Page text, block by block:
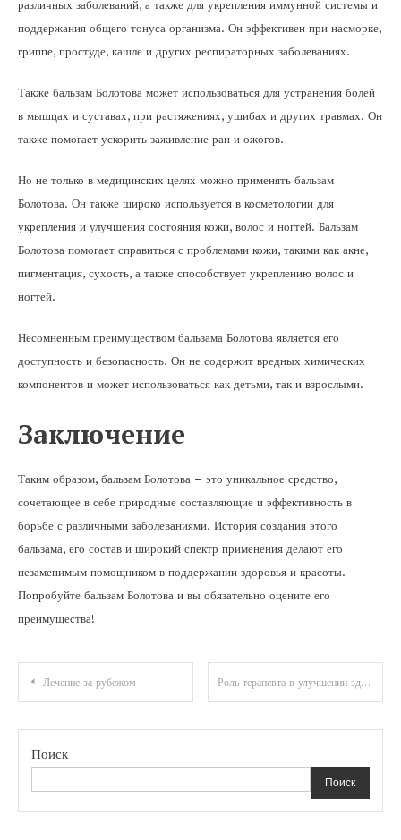
различных заболеваний, а также для укрепления иммунной системы и
поддержания общего тонуса организма. Он эффективен при насморке,
гриппе, простуде, кашле и других респираторных заболеваниях.
Также бальзам Болотова может использоваться для устранения болей
в мышцах и суставах, при растяжениях, ушибах и других травмах. Он
также помогает ускорить заживление ран и ожогов.
Но не только в медицинских целях можно применять бальзам
Болотова. Он также широко используется в косметологии для
укрепления и улучшения состояния кожи, волос и ногтей. Бальзам
Болотова помогает справиться с проблемами кожи, такими как акне,
пигментация, сухость, а также способствует укреплению волос и
ногтей.
Несомненным преимуществом бальзама Болотова является его
доступность и безопасность. Он не содержит вредных химических
компонентов и может использоваться как детьми, так и взрослыми.
Заключение
Таким образом, бальзам Болотова – это уникальное средство,
сочетающее в себе природные составляющие и эффективность в
борьбе с различными заболеваниями. История создания этого
бальзама, его состав и широкий спектр применения делают его
незаменимым помощником в поддержании здоровья и красоты.
Попробуйте бальзам Болотова и вы обязательно оцените его
преимущества!
Навигация
по
записям
Лечение за рубежом Роль терапевта в улучшении здоровья жителей Иваново
Поиск
Поиск